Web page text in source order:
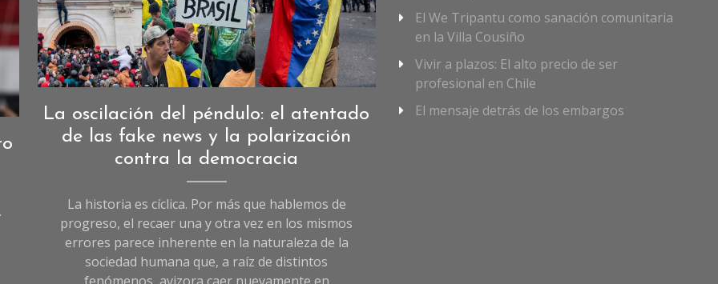
Opinión,
Sociedad
La oscilación del péndulo: el atentado
de las fake news y la polarización
contra la democracia
La historia es cíclica. Por más que hablemos de
progreso, el recaer una y otra vez en los mismos
errores parece inherente en la naturaleza de la
sociedad humana que, a raíz de distintos
El We Tripantu como sanación comunitaria
en la Villa Cousiño
Vivir a plazos: El alto precio de ser
profesional en Chile
El mensaje detrás de los embargos